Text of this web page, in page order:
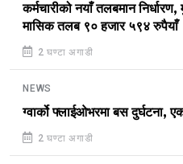
कर्मचारीको नयाँ तलबमान
मासिक तलब ९० हजार ५९४ रुपैयाँ
2 घण्टा अगाडी
NEWS
ग्वार्को फ्लाईओभरमा बस दुर्घटना,
2 घण्टा अगाडी